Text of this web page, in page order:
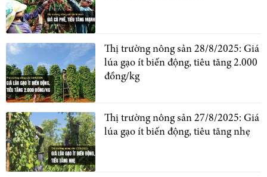
Thị trường nông sản 28/8/2025: Giá
lúa gạo ít biến động, tiêu tăng 2.000
đồng/kg
Thị trường nông sản 27/8/2025: Giá
lúa gạo ít biến động, tiêu tăng nhẹ